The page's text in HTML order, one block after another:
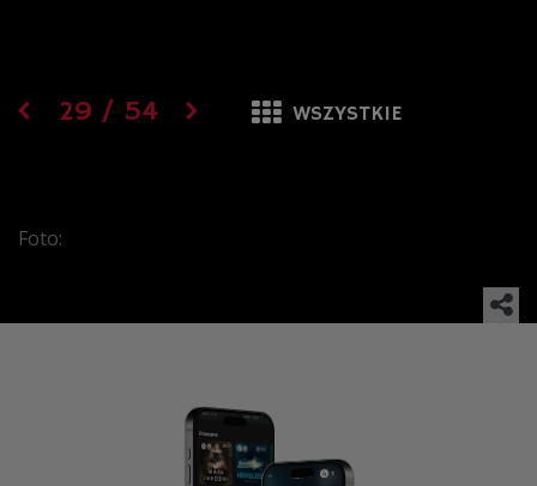
29 / 54 WSZYSTKIE
Foto: